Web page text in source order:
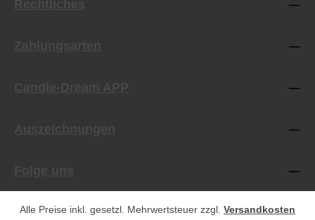
Alle Preise inkl. gesetzl. Mehrwertsteuer zzgl. Versandkosten